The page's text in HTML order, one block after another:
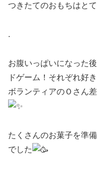
つきたてのおもちはと
.
お腹いっぱいになった
ドゲーム！それぞれ好
ボランティアのＯさん
たくさんのお菓子を準
でした